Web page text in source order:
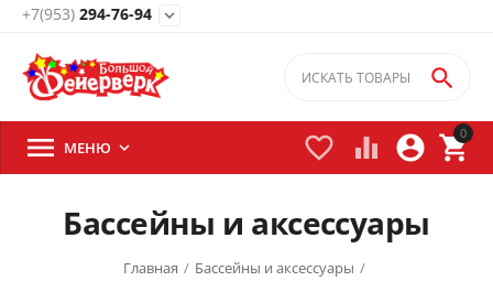
+7(953) 294-76-94 expand_more
0


 

 МЕНЮ 
Бассейны и аксессуары
Главная / Бассейны и аксессуары /